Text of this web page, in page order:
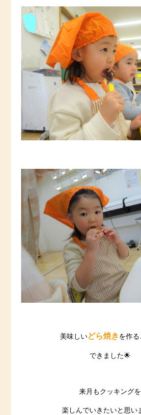
美味しいどら焼き を作
できました🌟
来月もクッキングを
楽しんでいきたいと思い